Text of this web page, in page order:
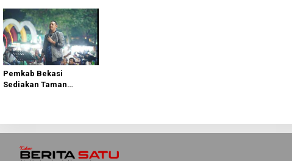
Acaranya
Pemkab Bekasi
Sediakan Taman